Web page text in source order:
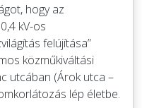
hogy az
kV-os
felújítása”
közműkiváltási
utcában (Árok utca –
lép életbe.